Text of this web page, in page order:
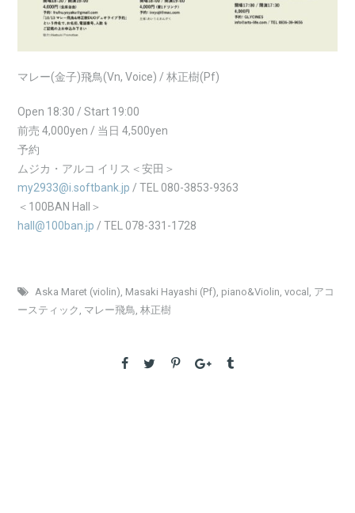
マレー(金子)飛鳥(Vn, Voice) / 林正樹(Pf)
Open 18:30 / Start 19:00
前売 4,000yen / 当日 4,500yen
予約
ムジカ・アルコ イリス＜安田＞
my2933@i.softbank.jp / TEL 080-3853-9363
＜100BAN Hall＞
hall@100ban.jp / TEL 078-331-1728
Aska Maret (violin), Masaki Hayashi (Pf), piano&Violin,vocal , アコ
ースティック , マレー飛鳥,林正樹